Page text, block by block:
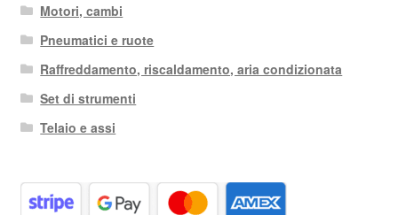
Motori, cambi
Pneumatici e ruote
Raffreddamento, riscaldamento, aria condizionata
Set di strumenti
Telaio e assi